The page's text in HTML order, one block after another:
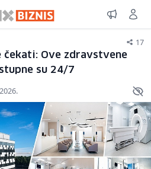
17
čekati: Ove zdravstvene
su 24/7